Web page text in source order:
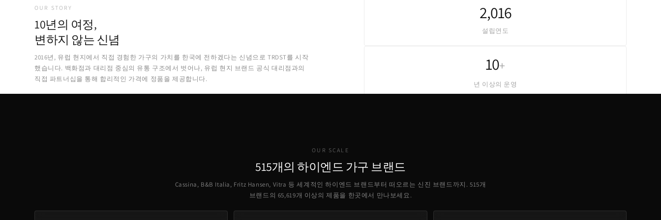
OUR STORY
10년의 여정,
변하지 않는 신념
2016년, 유럽 현지에서 직접 경험한 가구의 가치를 한국에 전하겠다는 신념으로 TRDST를 시작
했습니다. 백화점과 대리점 중심의 유통 구조에서 벗어나, 유럽 현지 브랜드 공식 대리점과의
직접 파트너십을 통해 합리적인 가격에 정품을 제공합니다.
2,016
설립연도
10+
년 이상의 운영
OUR SCALE
515개의 하이엔드 가구 브랜드
Cassina, B&B Italia, Fritz Hansen, Vitra 등 세계적인 하이엔드 브랜드부터 떠오르는 신진 브랜드까지. 515개
브랜드의 65,619개 이상의 제품을 한곳에서 만나보세요.